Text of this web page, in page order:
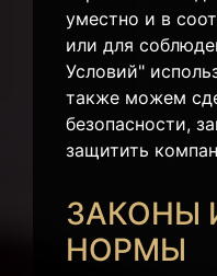
уместно и в
или для
Условий"
также можем
безопасности,
защитить
ЗАКОНЫ
НОРМЫ